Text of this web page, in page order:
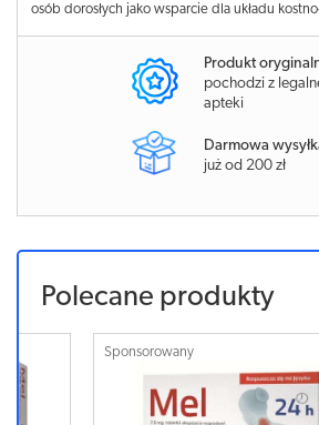
osób dorosłych jako wsparcie dla układu
Produkt
pochodzi z
apteki
Darmowa
już od 200 zł
Polecane produkty
Sponsorowany